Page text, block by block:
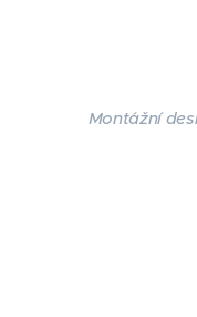
Montážní